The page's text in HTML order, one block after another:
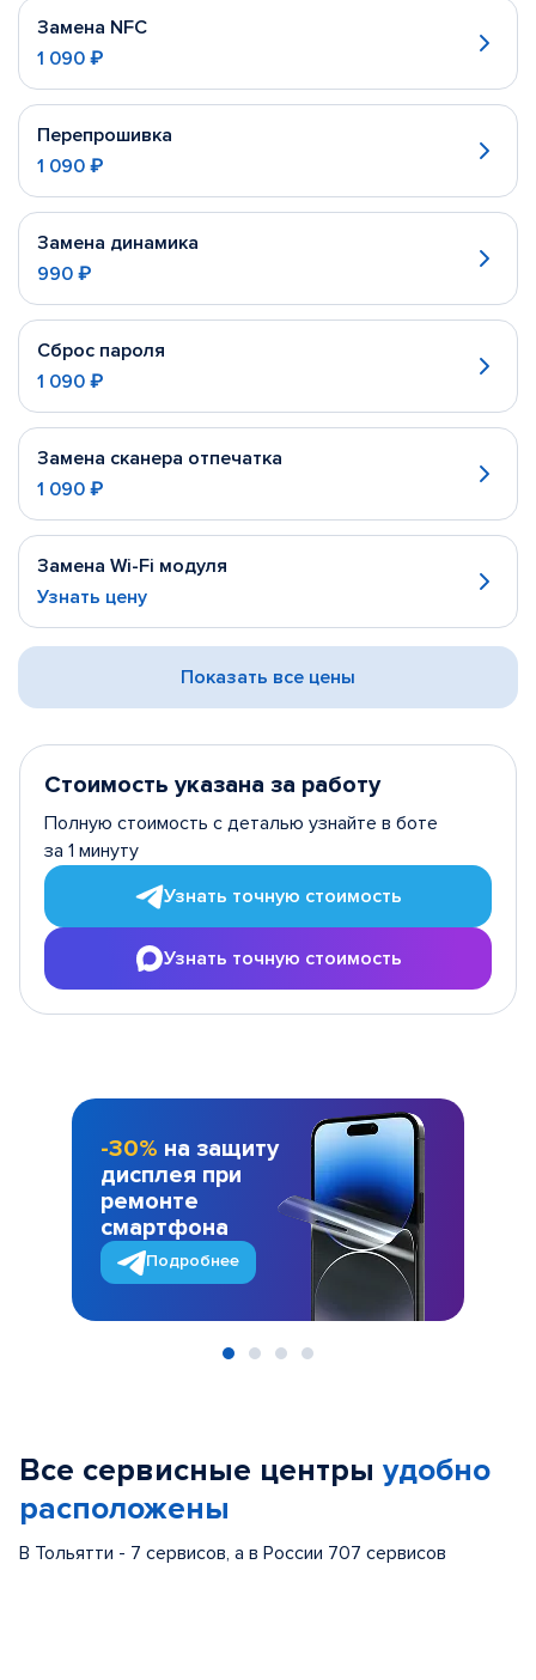
Замена NFC
1 090 ₽
Перепрошивка
1 090 ₽
Замена динамика
990 ₽
Сброс пароля
1 090 ₽
Замена сканера отпечатка
1 090 ₽
Замена Wi-Fi модуля
Узнать цену
Показать все цены
Стоимость указана за работу
Полную стоимость с деталью узнайте в боте
за 1 минуту
Узнать точную стоимость
Узнать точную стоимость
-30% на защиту
дисплея при
ремонте
смартфона
Подробнее
Все сервисные центры удобно
расположены
В Тольятти - 7 сервисов, а в России 707 сервисов